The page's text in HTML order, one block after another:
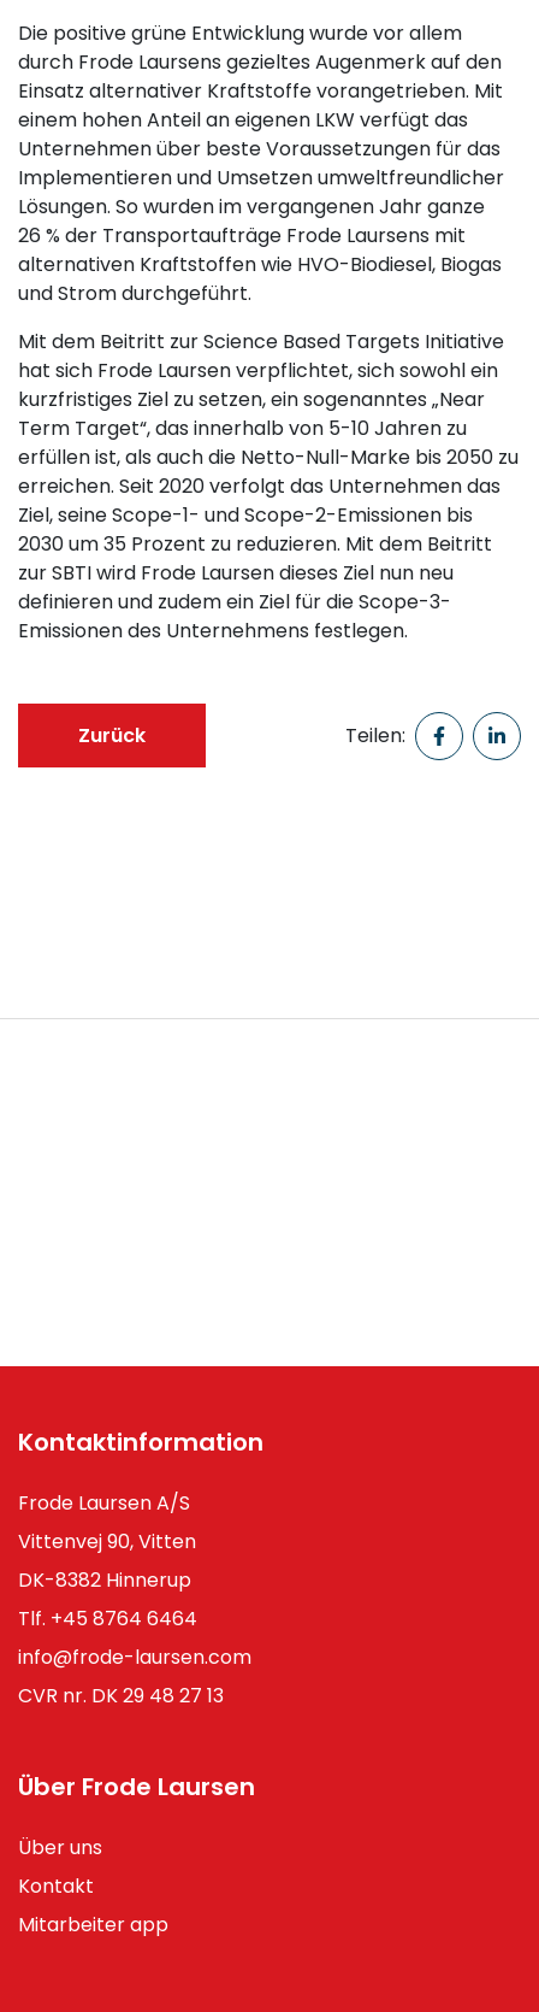
Die positive grüne Entwicklung wurde vor allem
durch Frode Laursens gezieltes Augenmerk auf den
Einsatz alternativer Kraftstoffe vorangetrieben. Mit
einem hohen Anteil an eigenen LKW verfügt das
Unternehmen über beste Voraussetzungen für das
Implementieren und Umsetzen umweltfreundlicher
Lösungen. So wurden im vergangenen Jahr ganze
26 % der Transportaufträge Frode Laursens mit
alternativen Kraftstoffen wie HVO-Biodiesel, Biogas
und Strom durchgeführt.
Mit dem Beitritt zur Science Based Targets Initiative
hat sich Frode Laursen verpflichtet, sich sowohl ein
kurzfristiges Ziel zu setzen, ein sogenanntes „Near
Term Target“, das innerhalb von 5-10 Jahren zu
erfüllen ist, als auch die Netto-Null-Marke bis 2050 zu
erreichen. Seit 2020 verfolgt das Unternehmen das
Ziel, seine Scope-1- und Scope-2-Emissionen bis
2030 um 35 Prozent zu reduzieren. Mit dem Beitritt
zur SBTI wird Frode Laursen dieses Ziel nun neu
definieren und zudem ein Ziel für die Scope-3-
Emissionen des Unternehmens festlegen.
Zurück Teilen:
Kontaktinformation
Frode Laursen A/S
Vittenvej 90, Vitten
DK-8382 Hinnerup
Tlf. +45 8764 6464
info@frode-laursen.com
CVR nr. DK 29 48 27 13
Über Frode Laursen
Über uns
Kontakt
Mitarbeiter app